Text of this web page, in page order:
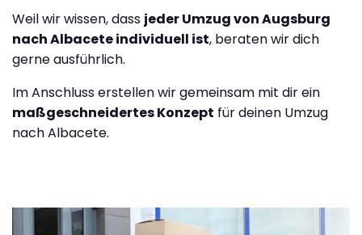
Weil wir wissen, dass jeder Umzug von Augsburg
nach Albacete individuell ist, beraten wir dich
gerne ausführlich.
Im Anschluss erstellen wir gemeinsam mit dir ein
maßgeschneidertes Konzept für deinen Umzug
nach Albacete.